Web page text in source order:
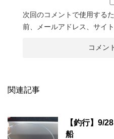
次回のコメントで使用する
前、メールアドレス、サイト
関連記事
【釣行】9/
船